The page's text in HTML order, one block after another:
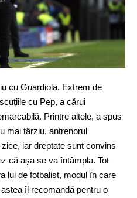
cu Guardiola. Extrem de
cu Pep, a cărui
Printre altele, a spus
mai târziu, antrenorul
iar dreptate sunt convins
că așa se va întâmpla. Tot
lui de fotbalist, modul în care
îl recomandă pentru o